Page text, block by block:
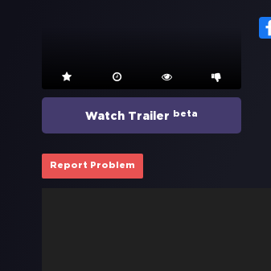
Watch Trailer beta
Report Problem